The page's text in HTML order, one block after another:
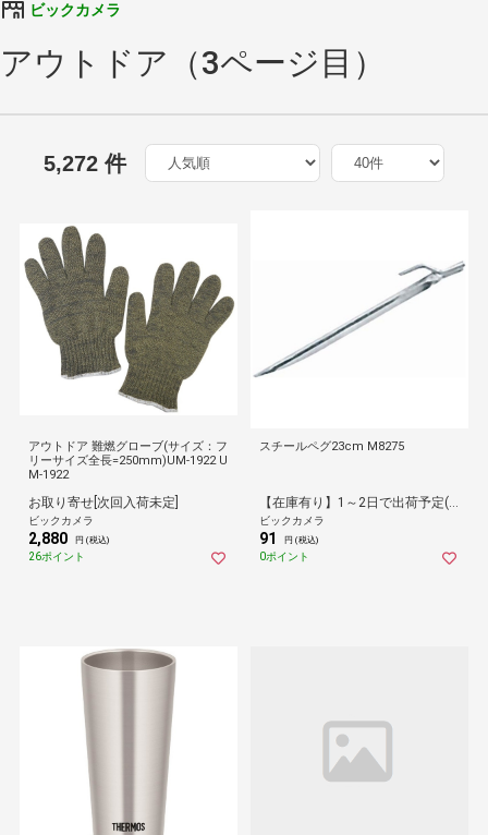
ビックカメラ
アウトドア（3ページ目）
5,272 件
アウトドア 難燃グローブ(サイズ：フ
リーサイズ全長=250mm)UM-1922 U
M-1922
お取り寄せ[次回入荷未定]
ビックカメラ
2,880 円 (税込)
26ポイント
スチールペグ23cm M8275
【在庫有り】1～2日で出荷予定(日付指定可)
ビックカメラ
91 円 (税込)
0ポイント